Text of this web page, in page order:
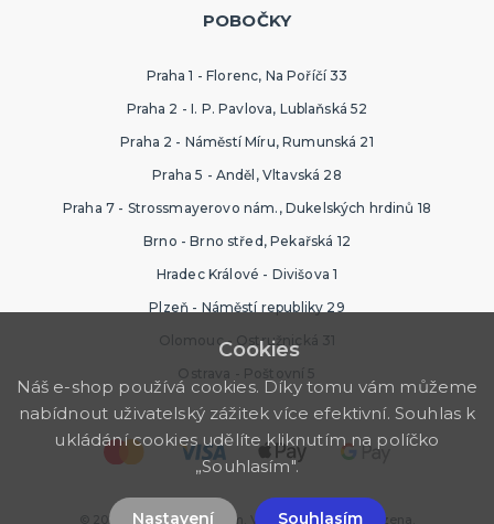
POBOČKY
Praha 1 - Florenc, Na Poříčí 33
Praha 2 - I. P. Pavlova, Lublaňská 52
Praha 2 - Náměstí Míru, Rumunská 21
Praha 5 - Anděl, Vltavská 28
Praha 7 - Strossmayerovo nám., Dukelských hrdinů 18
Brno - Brno střed, Pekařská 12
Hradec Králové - Divišova 1
Plzeň - Náměstí republiky 29
Olomouc - Ostružnická 31
Ostrava - Poštovní 5
© 2026 Ptákoviny Příbram. Všechna práva vyhrazena.
Cookies
Náš e-shop používá cookies. Díky tomu vám můžeme
nabídnout uživatelský zážitek více efektivní. Souhlas k
ukládání cookies udělíte kliknutím na políčko
„Souhlasím".
Nastavení Souhlasím